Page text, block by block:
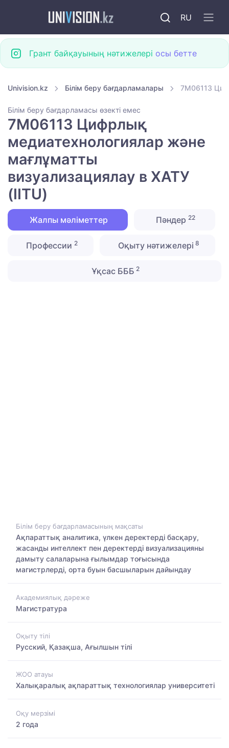
RU
Грант байқауының нәтижелері осы бетте
Univision.kz Білім беру бағдарламалары 7M06113
Білім беру бағдарламасы өзекті емес
7M06113 Цифрлық
медиатехнологиялар және
мағлұматты
визуализациялау в ХАТУ
(IITU)
Жалпы мәліметтер Пәндер 22
Профессии 2 Оқыту нәтижелері 8
Ұқсас БББ 2
Білім беру бағдарламасының мақсаты
Ақпараттық аналитика, үлкен деректерді басқару,
жасанды интеллект пен деректерді визуализацияны
дамыту салаларына ғылымдар тоғысында
магистрлерді, орта буын басшыларын дайындау
Академиялық дәреже
Магистратура
Оқыту тілі
Русский, Қазақша, Ағылшын тілі
ЖОО атауы
Халықаралық ақпараттық технологиялар университеті
Оқу мерзімі
2 года